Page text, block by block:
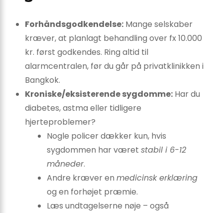
Forhåndsgodkendelse: Mange selskaber
kræver, at planlagt behandling over fx 10.000
kr. først godkendes. Ring altid til
alarmcentralen, før du går på privatklinikken i
Bangkok.
Kroniske/eksisterende sygdomme: Har du
diabetes, astma eller tidligere
hjerteproblemer?
Nogle policer dækker kun, hvis
sygdommen har været stabil i 6-12
måneder.
Andre kræver en medicinsk erklæring
og en forhøjet præmie.
Læs undtagelserne nøje – også